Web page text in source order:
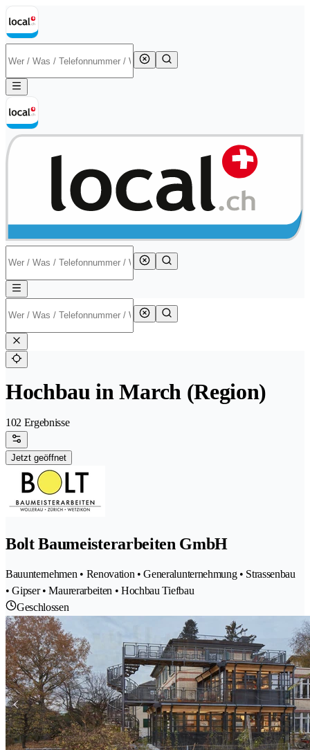
Hochbau in March (Region)
102 Ergebnisse
Jetzt geöffnet
Bolt Baumeisterarbeiten GmbH
Bauunternehmen • Renovation • Generalunternehmung • Strassenbau
• Gipser • Maurerarbeiten • Hochbau Tiefbau
Geschlossen